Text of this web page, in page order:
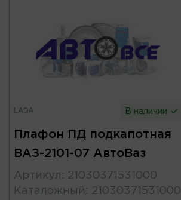
LADA В наличии
Плафон ПД подкапотная
ВАЗ-2101-07 АвтоВаз
Артикул : 21030371531000
Каталожный : 21030371531000